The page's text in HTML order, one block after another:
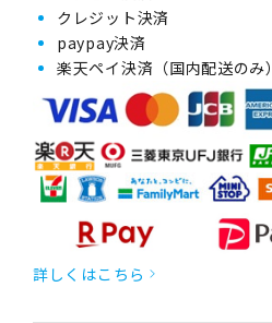
クレジット決済
paypay決済
楽天ペイ決済（国内配送のみ）
詳しくはこちら